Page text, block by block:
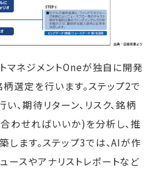
マネジメントOneが独自に開発
選定を行います。ステップ2で
、期待リターン、リスク、銘柄
わせればいいか)を分析し、推
します。ステップ3では、AIが作
ースやアナリストレポートなど